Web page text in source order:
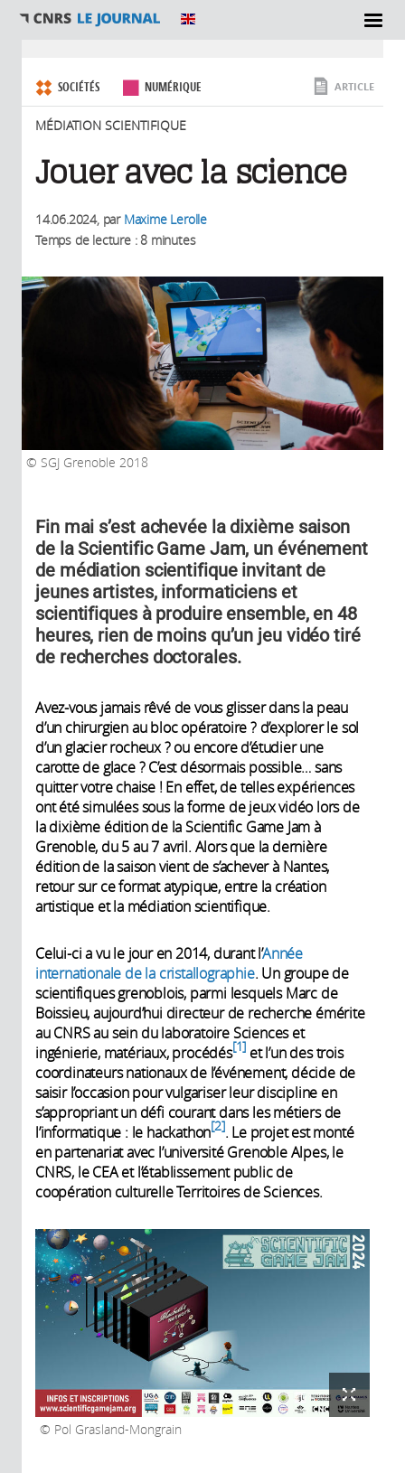
SECTIONS
SOCIÉTÉS NUMÉRIQUE
MÉDIATION SCIENTIFIQUE
ARTICLE
Jouer avec la science
14.06.2024, par Maxime Lerolle
Temps de lecture : 8 minutes
SGJ Grenoble 2018
Fin mai s’est achevée la dixième saison
de la Scientific Game Jam, un événement
de médiation scientifique invitant de
jeunes artistes, informaticiens et
scientifiques à produire ensemble, en 48
heures, rien de moins qu’un jeu vidéo tiré
de recherches doctorales.
Avez-vous jamais rêvé de vous glisser dans la peau
d’un chirurgien au bloc opératoire ? d’explorer le sol
d’un glacier rocheux ? ou encore d’étudier une
carotte de glace ? C’est désormais possible… sans
quitter votre chaise ! En effet, de telles expériences
ont été simulées sous la forme de jeux vidéo lors de
la dixième édition de la Scientific Game Jam à
Grenoble, du 5 au 7 avril. Alors que la dernière
édition de la saison vient de s’achever à Nantes,
retour sur ce format atypique, entre la création
artistique et la médiation scientifique.
Celui-ci a vu le jour en 2014, durant l’Année
internationale de la cristallographie. Un groupe de
scientifiques grenoblois, parmi lesquels Marc de
Boissieu, aujourd’hui directeur de recherche émérite
au CNRS au sein du laboratoire Sciences et
ingénierie, matériaux, procédés 1 et l’un des trois
coordinateurs nationaux de l’événement, décide de
saisir l’occasion pour vulgariser leur discipline en
s’appropriant un défi courant dans les métiers de
l’informatique : le hackathon 2 . Le projet est monté
en partenariat avec l’université Grenoble Alpes, le
CNRS, le CEA et l’établissement public de
coopération culturelle Territoires de Sciences.
Pol Grasland-Mongrain